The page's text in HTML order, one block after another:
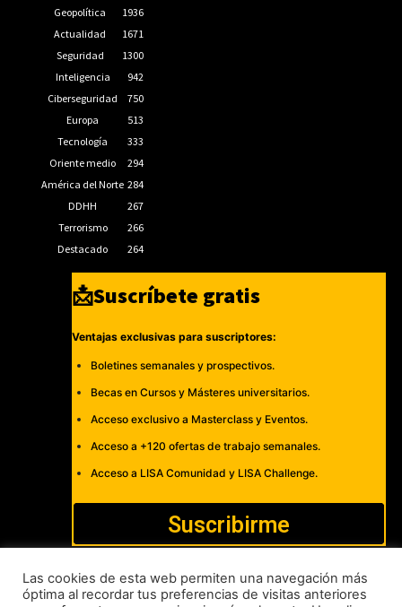
Geopolítica
1936
Actualidad
1671
Seguridad
1300
Inteligencia
942
Ciberseguridad
750
Europa
513
Tecnología
333
Oriente medio
294
América del Norte 284
DDHH
267
Terrorismo
266
Destacado
264
📩Suscríbete gratis
Ventajas exclusivas para suscriptores:
Boletines semanales y prospectivos.
Becas en Cursos y Másteres universitarios.
Acceso exclusivo a Masterclass y Eventos.
Acceso a +120 ofertas de trabajo semanales.
Acceso a LISA Comunidad y LISA Challenge.
Suscribirme
Las cookies de esta web permiten una navegación más
óptima al recordar tus preferencias de visitas anteriores